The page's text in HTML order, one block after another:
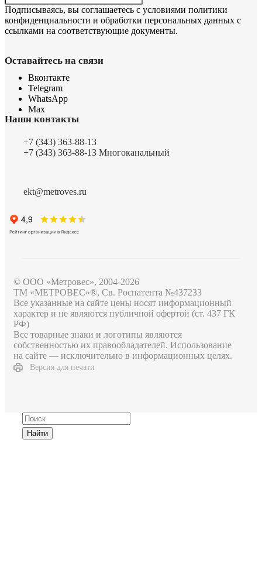
Подписываясь, вы соглашаетесь с условиями политики
конфиденциальности и обработки персональных данных с
ссылками на соответствующие документы.
Оставайтесь на связи
Вконтакте
Telegram
WhatsApp
Max
Наши контакты
+7 (343) 363-88-13
+7 (343) 363-88-13 Многоканальный
ekt@metroves.ru
© ООО «Метровес», 2004-2026
ТМ «МЕТРОВЕС»®, Св. Роспатента №4​3​7​2​3​3
Все указанные на сайте цены носят информационный
характер и не являются публичной офертой (ст. 437 ГК
РФ)
Все товарные знаки и логотипы являются
собственностью их правообладателей. Использование
на сайте — исключительно в информационных целях.
Версия для печати
Найти